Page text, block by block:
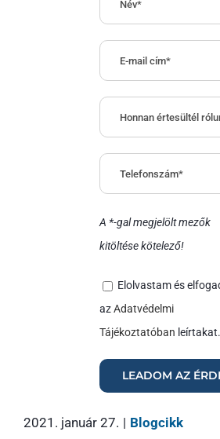
A *-gal megjelölt mezők
kitöltése kötelező!
Elolvastam és
azAdatvédelmi
Tájékoztatóban leírtakat.
2021. január 27. | Blogcikk